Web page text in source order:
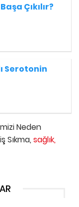
Çıkılır?
Serotonin
Neden
Sıkma, sağlık,